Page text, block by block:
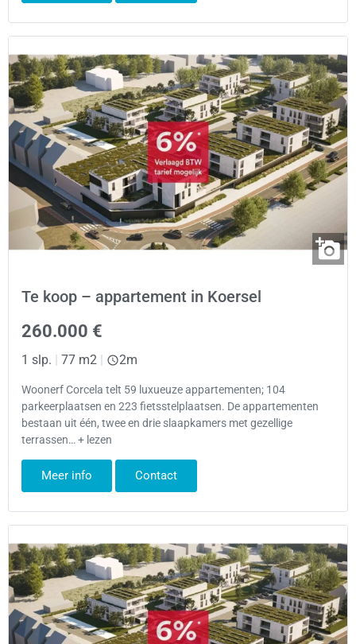
Te koop – appartement in Koersel
260.000 €
1 slp. 77 m2 2m
Woonerf Corcela telt 59 luxueuze appartementen; 104
parkeerplaatsen en 223 fietsstelplaatsen. De appartementen
bestaan uit één, twee en drie slaapkamers met gezellige
terrassen… + lezen
Meer info Contact